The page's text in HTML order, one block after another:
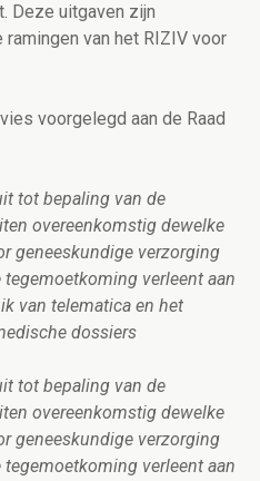
Deze uitgaven zijn
van het RIZIV voor
voorgelegd aan de Raad
tot bepaling van de
overeenkomstig dewelke
geneeskundige verzorging
verleent aan
van telematica en het
dossiers
tot bepaling van de
overeenkomstig dewelke
geneeskundige verzorging
verleent aan